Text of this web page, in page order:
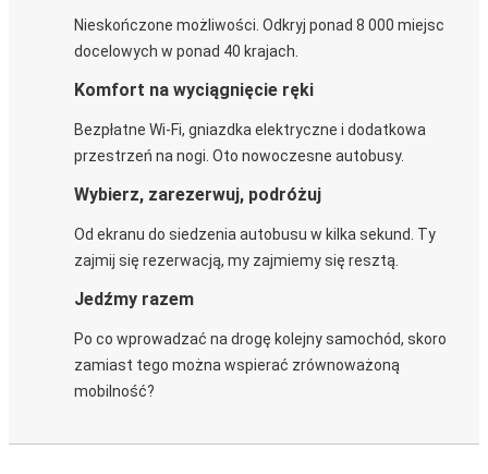
Nieskończone możliwości. Odkryj ponad 8 000 miejsc
docelowych w ponad 40 krajach.
Komfort na wyciągnięcie ręki
Bezpłatne Wi-Fi, gniazdka elektryczne i dodatkowa
przestrzeń na nogi. Oto nowoczesne autobusy.
Wybierz, zarezerwuj, podróżuj
Od ekranu do siedzenia autobusu w kilka sekund. Ty
zajmij się rezerwacją, my zajmiemy się resztą.
Jedźmy razem
Po co wprowadzać na drogę kolejny samochód, skoro
zamiast tego można wspierać zrównoważoną
mobilność?